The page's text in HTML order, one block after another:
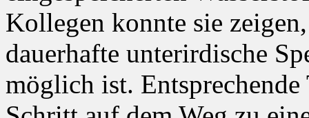
Kollegen konnte sie
dauerhafte unterirdische
möglich ist.